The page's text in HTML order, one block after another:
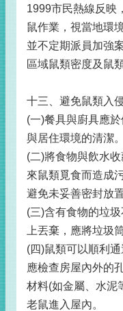
1999市民熱線反映
鼠作業，視當地環
並不定期派員加強
區域鼠類密度及鼠
十三、避免鼠類入
(一)餐具與廚具應
與居住環境的清潔。
(二)將食物與飲水
來鼠類覓食而造成
避免未妥善密封放
(三)含有食物的垃
上丟棄，應將垃圾
(四)鼠類可以順利
應檢查房屋內外的
材料(如金屬、水泥
老鼠進入屋內。